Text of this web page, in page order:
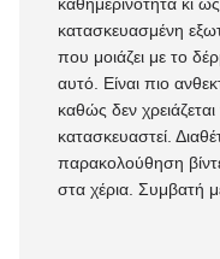
κατασκευασμένη
που μοιάζει με το
αυτό. Είναι πιο
καθώς δεν
κατασκευαστεί.
παρακολούθηση
στα χέρια. Συμβατή